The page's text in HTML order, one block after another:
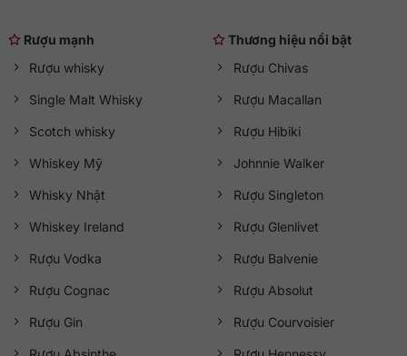
Rượu mạnh
Rượu whisky
Single Malt Whisky
Scotch whisky
Whiskey Mỹ
Whisky Nhật
Whiskey Ireland
Rượu Vodka
Rượu Cognac
Rượu Gin
Thương hiệu nổi bật
Rượu Chivas
Rượu Macallan
Rượu Hibiki
Johnnie Walker
Rượu Singleton
Rượu Glenlivet
Rượu Balvenie
Rượu Absolut
Rượu Courvoisier